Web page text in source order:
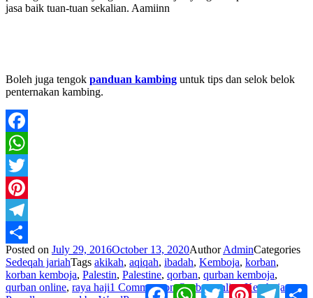
jasa baik tuan-tuan sekalian. Aamiinn
Boleh juga tengok panduan kambing untuk tips dan selok belok
penternakan kambing.
Facebook
WhatsApp
Twitter
Pinterest
Telegram
Share
Posted on July 29, 2016October 13, 2020AuthorAdminCategories
Sedeqah jariahTags akikah, aqiqah, ibadah, Kemboja, korban,
korban kemboja, Palestin, Palestine, qorban, qurban kemboja,
qurban online, raya haji1 Commenton Qurban online Kemboja
FacebookWhatsApp
TwitterPinterest